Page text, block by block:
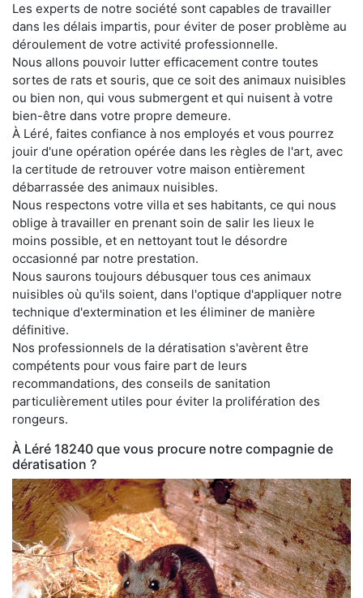
Les experts de notre société sont capables de travailler
dans les délais impartis, pour éviter de poser problème au
déroulement de votre activité professionnelle.
Nous allons pouvoir lutter efficacement contre toutes
sortes de rats et souris, que ce soit des animaux nuisibles
ou bien non, qui vous submergent et qui nuisent à votre
bien-être dans votre propre demeure.
À Léré, faites confiance à nos employés et vous pourrez
jouir d'une opération opérée dans les règles de l'art, avec
la certitude de retrouver votre maison entièrement
débarrassée des animaux nuisibles.
Nous respectons votre villa et ses habitants, ce qui nous
oblige à travailler en prenant soin de salir les lieux le
moins possible, et en nettoyant tout le désordre
occasionné par notre prestation.
Nous saurons toujours débusquer tous ces animaux
nuisibles où qu'ils soient, dans l'optique d'appliquer notre
technique d'extermination et les éliminer de manière
définitive.
Nos professionnels de la dératisation s'avèrent être
compétents pour vous faire part de leurs
recommandations, des conseils de sanitation
particulièrement utiles pour éviter la prolifération des
rongeurs.
À Léré 18240 que vous procure notre compagnie de
dératisation ?